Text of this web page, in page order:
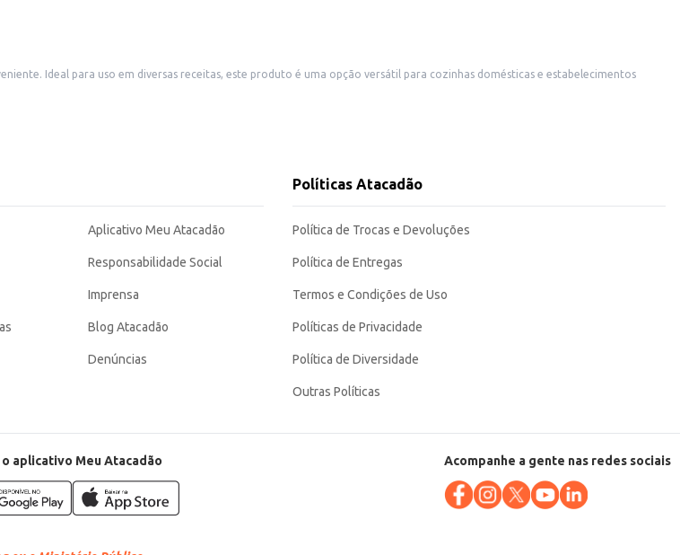
mais fácil e eficiente. Sua embalagem prática garante a conservação do produto e facilita o armazenamento.
Aplicativo Meu Atacadão
Responsabilidade Social
Imprensa
Blog Atacadão
Denúncias
Políticas Atacadão
Política de Trocas e Devoluções
Política de Entregas
Termos e Condições de Uso
Políticas de Privacidade
Política de Diversidade
Outras Políticas
aplicativo Meu Atacadão Acompanhe a gente nas redes sociais